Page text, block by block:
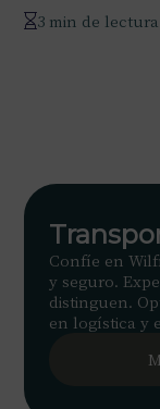
3 min de lectura
Confíe en
y seguro.
distinguen.
en logística y